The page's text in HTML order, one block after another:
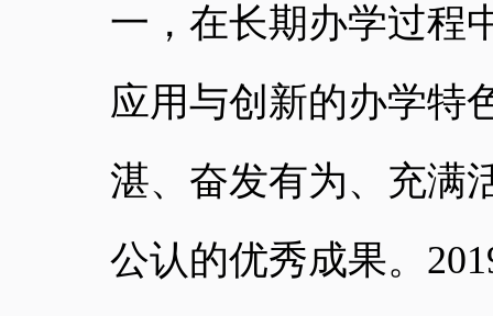
一，在长期办学过程
应用与创新的办学特
湛、奋发有为、充满
公认的优秀成果。